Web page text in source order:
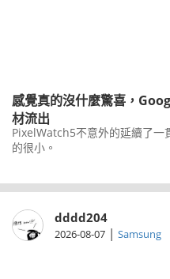
感覺真的沒什麼驚喜，
材流出
PixelWatch5不意外的延續了一
的很小。
dddd204
2026-08-07 | Samsung